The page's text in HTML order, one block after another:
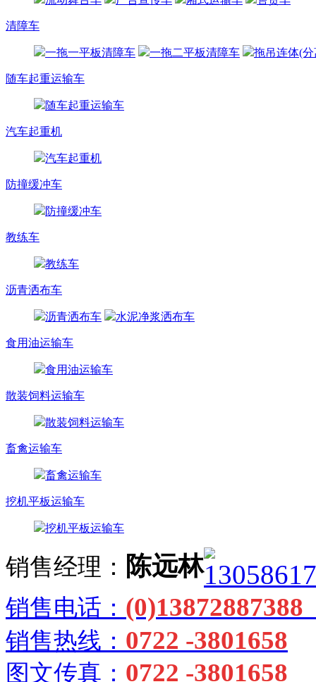
清障车
一拖一平板清障车 一拖二平板清障车 拖吊连体(
随车起重运输车
随车起重运输车
汽车起重机
汽车起重机
防撞缓冲车
防撞缓冲车
教练车
教练车
沥青洒布车
沥青洒布车 水泥净浆洒布车
食用油运输车
食用油运输车
散装饲料运输车
散装饲料运输车
畜禽运输车
畜禽运输车
挖机平板运输车
挖机平板运输车
销售经理： 陈远林
销售电话： (0)13872887388
销售热线： 0722 -3801658
图文传真： 0722 -3801658